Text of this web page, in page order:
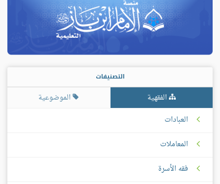
التصنيفات
الفقهية
الموضوعية
العبادات
المعاملات
فقه الأسرة